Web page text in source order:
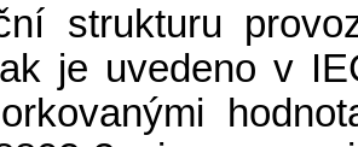
strukturu
je uvedeno v